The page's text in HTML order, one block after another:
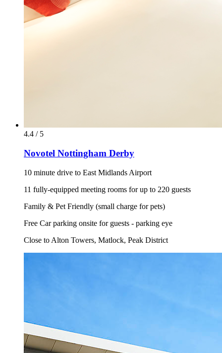
4.4 / 5
Novotel Nottingham Derby
10 minute drive to East Midlands Airport
11 fully-equipped meeting rooms for up to 220 guests
Family & Pet Friendly (small charge for pets)
Free Car parking onsite for guests - parking eye
Close to Alton Towers, Matlock, Peak District